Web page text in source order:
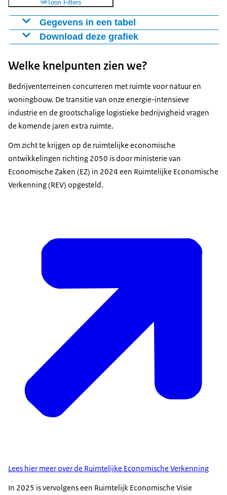
Toon Filters
Gegevens in een tabel
Bodemgebruik 2017-2000
Agrarisch terrein
-213015
bebouwd terrein
-42649
-11573
Semi-bebouwd terrein
Bebouwd terrein -
bedrijfsterrein
22758
Bebouwd terrein -
woonterrein
Download deze grafiek
Download CSV-bestand
Welke knelpunten zien we?
Bedrijventerreinen concurreren met ruimte voor natuur en
woningbouw. De transitie van onze energie-intensieve
industrie en de grootschalige logistieke bedrijvigheid vragen
de komende jaren extra ruimte.
Om zicht te krijgen op de ruimtelijke economische
ontwikkelingen richting 2050 is door ministerie van
Economische Zaken (EZ) in 2024 een Ruimtelijke Economische
Verkenning (REV) opgesteld.
Lees hier meer over de Ruimtelijke Economische Verkenning
In 2025 is vervolgens een Ruimtelijk Economische Visie